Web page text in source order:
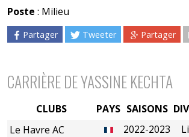
Poste : Milieu
Partager Tweeter Partager
CARRIÈRE DE YASSINE KECHTA
PAYS SAISONS
2022-2023
CLUBS
Le Havre AC